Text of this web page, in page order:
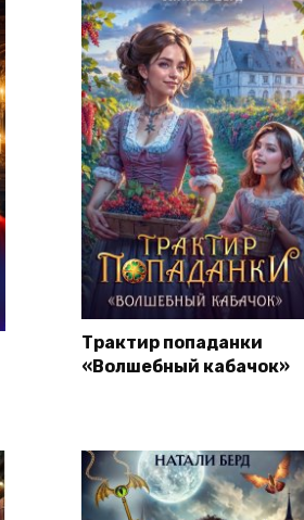
Трактир попаданки
«Волшебный кабачок»